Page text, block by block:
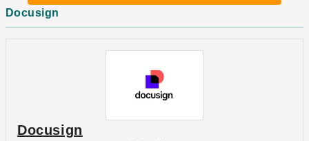
Docusign
Docusign